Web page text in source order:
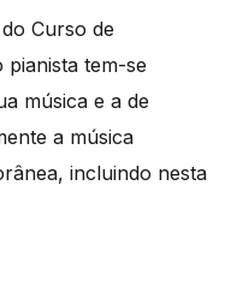
Curso de
pianista tem-se
música e a de
a música
incluindo nesta